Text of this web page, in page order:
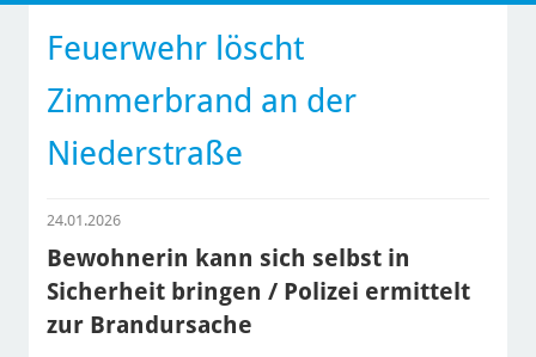
Feuerwehr löscht
Zimmerbrand an der
Niederstraße
24.01.2026
Bewohnerin kann sich selbst in
Sicherheit bringen / Polizei ermittelt
zur Brandursache